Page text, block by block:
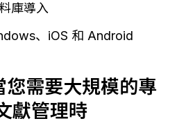
庫導入
、iOS 和 Android
需要大規模的專
獻管理時